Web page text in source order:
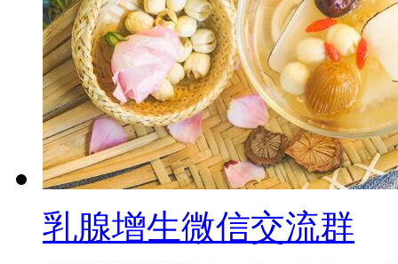
乳腺增生微信交流群